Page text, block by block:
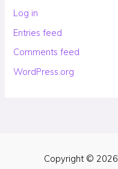
Log in
Entries feed
Comments feed
WordPress.org
Copyright © 2026